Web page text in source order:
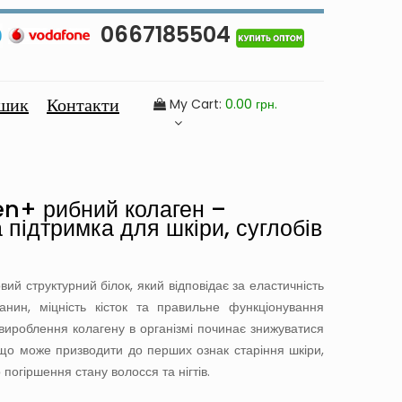
0667185504
Контакти My Cart: 0.00 грн.
рибний колаген –
для шкіри, суглобів
структурний білок, який відповідає за еластичність
міцність кісток та правильне функціонування
колагену в організмі починає знижуватися
може призводити до перших ознак старіння шкіри,
погіршення стану волосся та нігтів.